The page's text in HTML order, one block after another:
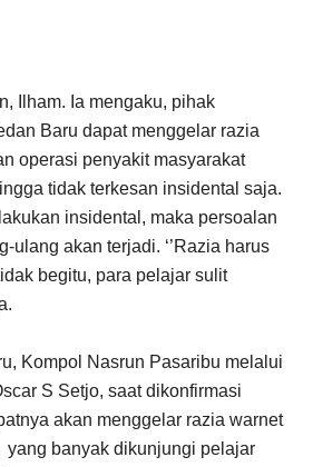
Ilham. Ia mengaku, pihak
Baru dapat menggelar razia
operasi penyakit masyarakat
tidak terkesan insidental saja.
insidental, maka persoalan
ulang akan terjadi. ‘’Razia harus
begitu, para pelajar sulit
Kompol Nasrun Pasaribu melalui
S Setjo, saat dikonfirmasi
akan menggelar razia warnet
banyak dikunjungi pelajar